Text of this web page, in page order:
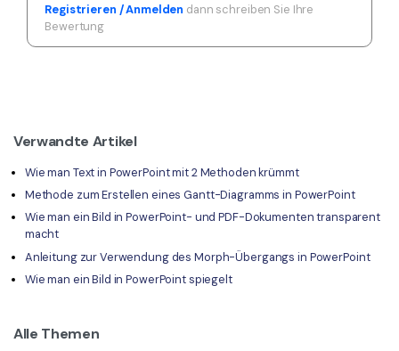
Registrieren / Anmelden dann schreiben Sie Ihre
Bewertung
Verwandte Artikel
Wie man Text in PowerPoint mit 2 Methoden krümmt
Methode zum Erstellen eines Gantt-Diagramms in PowerPoint
Wie man ein Bild in PowerPoint- und PDF-Dokumenten transparent
macht
Anleitung zur Verwendung des Morph-Übergangs in PowerPoint
Wie man ein Bild in PowerPoint spiegelt
Alle Themen